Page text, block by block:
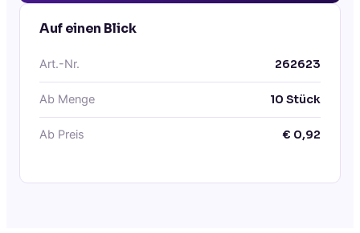
Auf einen Blick
Art.-Nr. 262623
Ab Menge 10 Stück
Ab Preis € 0,92